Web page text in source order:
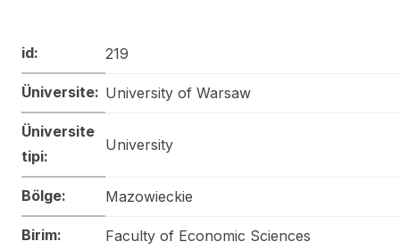
id: 219
Üniversite: University of Warsaw
Üniversite
tipi:
University
Bölge: Mazowieckie
Birim: Faculty of Economic Sciences